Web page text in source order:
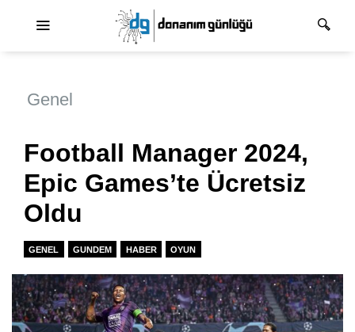
Genel
Football Manager 2024,
Epic Games’te Ücretsiz
Oldu
GENEL GUNDEM HABER OYUN